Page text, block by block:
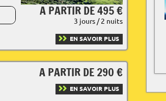
A PARTIR DE 495 €
3 jours / 2 nuits
EN SAVOIR PLUS
A PARTIR DE 290 €
EN SAVOIR PLUS